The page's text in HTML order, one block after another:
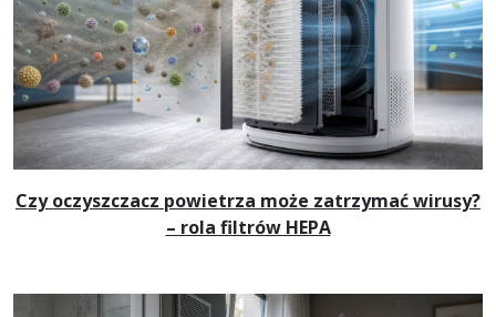
Czy oczyszczacz powietrza może zatrzymać wirusy?
– rola filtrów HEPA